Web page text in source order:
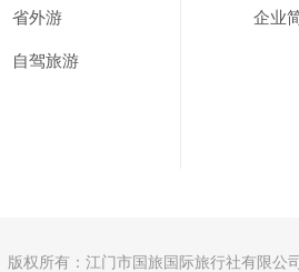
省外游
自驾旅游
企业
版权所有：江门市国旅国际旅行社有限